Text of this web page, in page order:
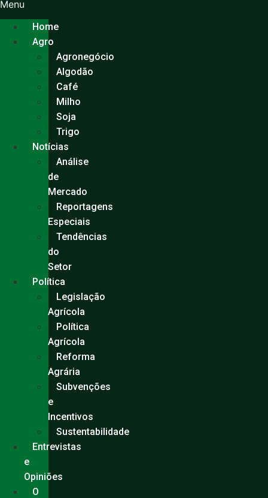
Ir
para
conteúdo
Menu
Home
Agro
Agronegócio
Algodão
Café
Milho
Soja
Trigo
Notícias
Análise
de
Mercado
Reportagens
Especiais
Tendências
do
Setor
Política
Legislação
Agrícola
Política
Agrícola
Reforma
Agrária
Subvenções
e
Incentivos
Sustentabilidade
Entrevistas
e
Opiniões
O